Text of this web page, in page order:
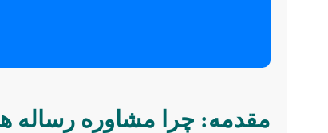
مقدمه: چرا مشاوره